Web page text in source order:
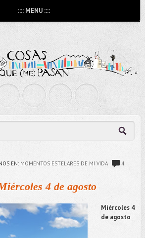
:::: MENU ::::
EN: MOMENTOS ESTELARES DE MI VIDA
4
4 de agosto
Miércoles 4
de agosto